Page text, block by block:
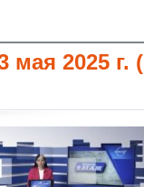
мая 2025 г.